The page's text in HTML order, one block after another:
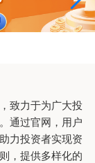
致力于为广大投
通过官网，用户
力投资者实现资
，提供多样化的